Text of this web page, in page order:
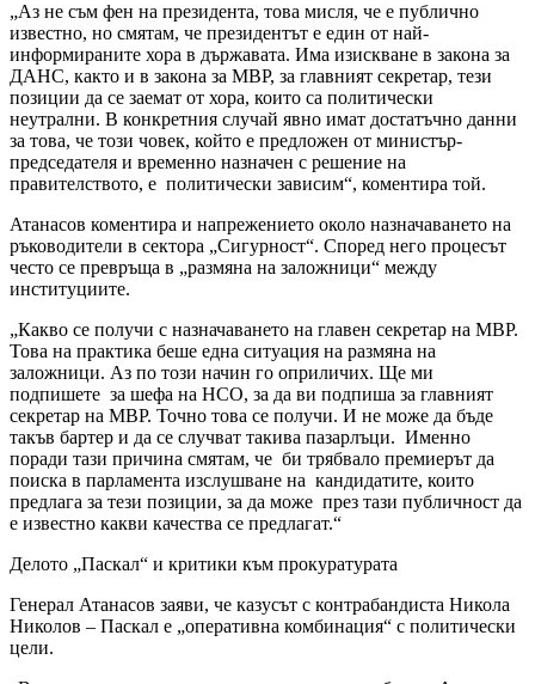
„Аз не съм фен на президента, това мисля, че е публично
известно, но смятам, че президентът е един от най-
информираните хора в държавата. Има изискване в закона за
ДАНС, както и в закона за МВР, за главният секретар, тези
позиции да се заемат от хора, които са политически
неутрални. В конкретния случай явно имат достатъчно данни
за това, че този човек, който е предложен от министър-
председателя и временно назначен с решение на
правителството, е политически зависим“, коментира той.
Атанасов коментира и напрежението около назначаването на
ръководители в сектора „Сигурност“. Според него процесът
често се превръща в „размяна на заложници“ между
институциите.
„Какво се получи с назначаването на главен секретар на МВР.
Това на практика беше една ситуация на размяна на
заложници. Аз по този начин го оприличих. Ще ми
подпишете за шефа на НСО, за да ви подпиша за главният
секретар на МВР. Точно това се получи. И не може да бъде
такъв бартер и да се случват такива пазарлъци. Именно
поради тази причина смятам, че би трябвало премиерът да
поиска в парламента изслушване на кандидатите, които
предлага за тези позиции, за да може през тази публичност да
е известно какви качества се предлагат.“
Делото „Паскал“ и критики към прокуратурата
Генерал Атанасов заяви, че казусът с контрабандиста Никола
Николов – Паскал е „оперативна комбинация“ с политически
цели.